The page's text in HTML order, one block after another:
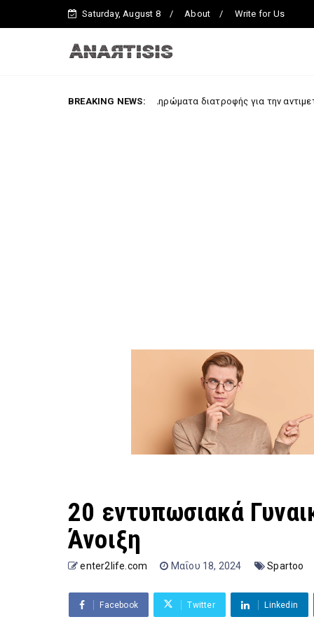
Saturday, August 8 About Write for Us
BREAKING NEWS:
Συμπληρώματα διατροφής για την αντιμετώπιση της
20 εντυπωσιακά
Άνοιξη
enter2life.com Μαΐου 18, 2024 Spartoo
Facebook Twitter Linkedin